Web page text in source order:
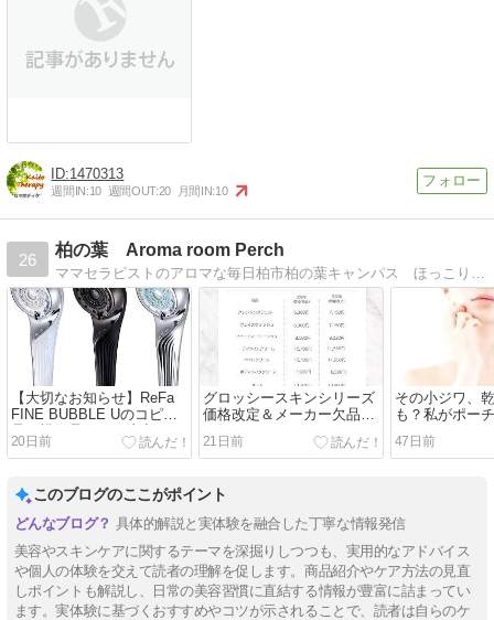
1470313
週間IN:10 週間OUT:20 月間IN:10
26
柏の葉 Aroma room Perch
【大切なお知らせ】ReFa
FINE BUBBLE Uのコピー
品（模倣品）にご注意くだ
さい
20日前
グロッシースキンシリーズ
価格改定＆メーカー欠品の
お知らせ
21日前
その小ジワ、
も？私がポー
るスポットセ
47日前
このブログのここがポイント
具体的解説と実体験を融合した丁寧な情報発信
美容やスキンケアに関するテーマを深掘りしつつも、実用的なアドバイス
や個人の体験を交えて読者の理解を促します。商品紹介やケア方法の見直
しポイントも解説し、日常の美容習慣に直結する情報が豊富に詰まってい
ます。実体験に基づくおすすめやコツが示されることで、読者は自らのケ